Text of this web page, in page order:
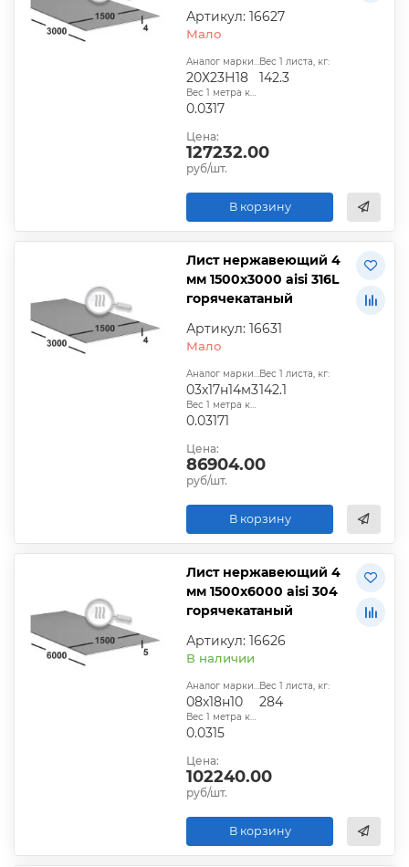
Артикул: 16627
Мало
Аналог марки стали:
20Х23Н18
Вес 1 листа, кг:
142.3
Вес 1 метра квадратного, т:
0.0317
Цена:
127232.00
руб/шт.
В корзину
Лист нержавеющий 4
мм 1500х3000 aisi 316L
горячекатаный
Артикул: 16631
Мало
Аналог марки стали:
03х17н14м3
Вес 1 листа, кг:
142.1
Вес 1 метра квадратного, т:
0.03171
Цена:
86904.00
руб/шт.
В корзину
Лист нержавеющий 4
мм 1500х6000 aisi 304
горячекатаный
Артикул: 16626
В наличии
Аналог марки стали:
08х18н10
Вес 1 листа, кг:
284
Вес 1 метра квадратного, т:
0.0315
Цена:
102240.00
руб/шт.
В корзину